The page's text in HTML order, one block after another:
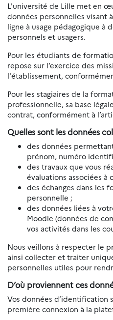
L'université de Lille met en
données personnelles visant
ligne à usage pédagogique à
personnels et usagers.
Pour les étudiants de
repose sur l’exercice des
l'établissement,
Pour les stagiaires de la
professionnelle, sa base
contrat, conformément à
Quelles sont les données
des données
prénom, numéro
des travaux que vous
évaluations associées à
des échanges dans les
personnelle ;
des données liées à
Moodle (données de
vos activités dans les
Nous veillons à respecter le
ainsi collecter et traiter
personnelles utiles pour
D’où proviennent ces
Vos données d’identification
première connexion à la